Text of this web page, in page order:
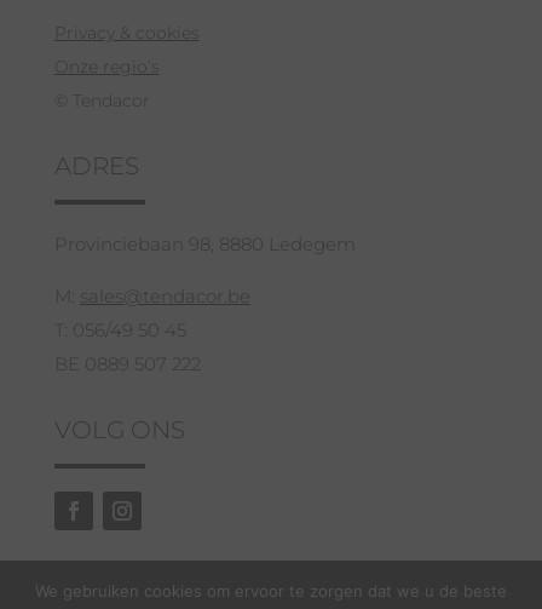
Privacy & cookies
Onze regio’s
© Tendacor
ADRES
Provinciebaan 98, 8880 Ledegem
M:
sales@tendacor.be
T: 056/49 50 45
BE 0889 507 222
VOLG ONS
GRATIS ADVIES EN OFFERTE
We gebruiken cookies om ervoor te zorgen dat we u de beste